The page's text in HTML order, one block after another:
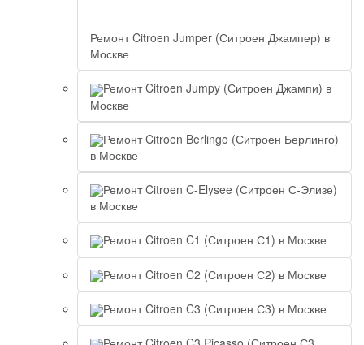
Ремонт Citroen Jumper (Ситроен Джампер) в
Москве
Ремонт Citroen Jumpy (Ситроен Джампи) в
Москве
Ремонт Citroen Berlingo (Ситроен Берлинго)
в Москве
Ремонт Citroen C-Elysee (Ситроен С-Элизе)
в Москве
Ремонт Citroen C1 (Ситроен С1) в Москве
Ремонт Citroen C2 (Ситроен С2) в Москве
Ремонт Citroen C3 (Ситроен С3) в Москве